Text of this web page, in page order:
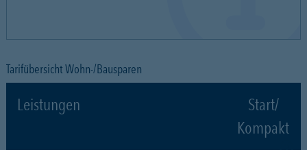
Tarifübersicht Wohn-/Bausparen
Leistungen
Start/
Kompakt